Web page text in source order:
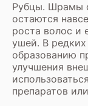
Рубцы. Шрамы
остаются
роста волос и
ушей. В редких
образованию
улучшения
препаратов